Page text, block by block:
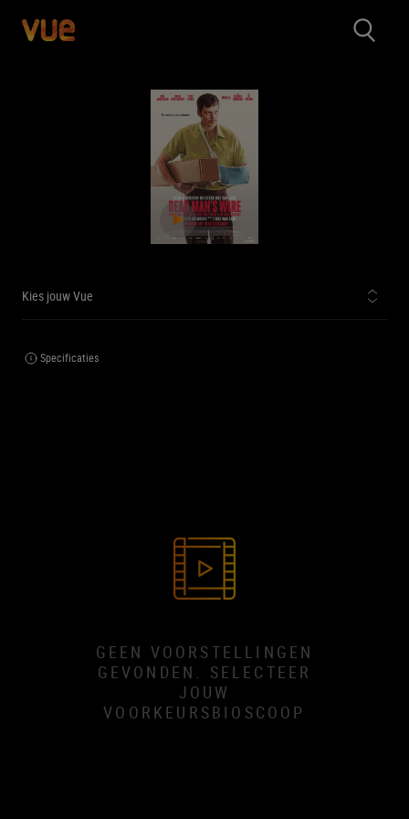
Kies jouw Vue
Specificaties
GEEN VOORSTELLINGEN
GEVONDEN. SELECTEER
JOUW
VOORKEURSBIOSCOOP